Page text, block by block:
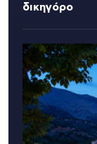
δικηγόρο